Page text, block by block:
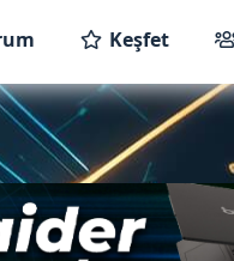
Keşfet